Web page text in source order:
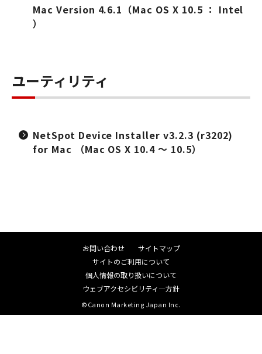
Mac Version 4.6.1（Mac OS X 10.5 ： Intel
）
ユーティリティ
NetSpot Device Installer v3.2.3 (r3202)
for Mac （Mac OS X 10.4 ～ 10.5）
お問い合わせ
サイトマップ
サイトのご利用について
個人情報の取り扱いについて
ウェブアクセシビリティ―方針
©Canon Marketing Japan Inc.